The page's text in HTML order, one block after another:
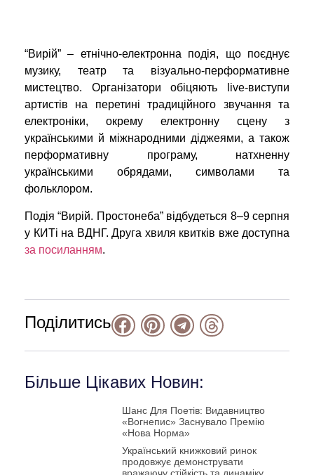
“Вирій” – етнічно-електронна подія, що поєднує
музику, театр та візуально-перформативне
мистецтво. Організатори обіцяють live-виступи
артистів на перетині традиційного звучання та
електроніки, окрему електронну сцену з
українськими й міжнародними діджеями, а також
перформативну програму, натхненну
українськими обрядами, символами та
фольклором.
Подія “Вирій. Простонеба” відбудеться 8–9 серпня
у КИТі на ВДНГ. Друга хвиля квитків вже доступна
за посиланням.
Поділитись
Більше Цікавих Новин:
Шанс Для Поетів: Видавництво
«Вогнепис» Заснувало Премію
«Нова Норма»
Український книжковий ринок
продовжує демонструвати
вражаючу стійкість та динаміку